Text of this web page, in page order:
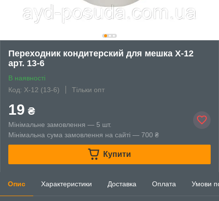
Переходник кондитерский для мешка Х-12
арт. 13-6
В наявності
Код: Х-12 (13-6)
Тільки опт
19 ₴
Мінімальне замовлення — 5 шт.
Мінімальна сума замовлення на сайті — 700 ₴
Купити
Опис Характеристики Доставка Оплата Умови